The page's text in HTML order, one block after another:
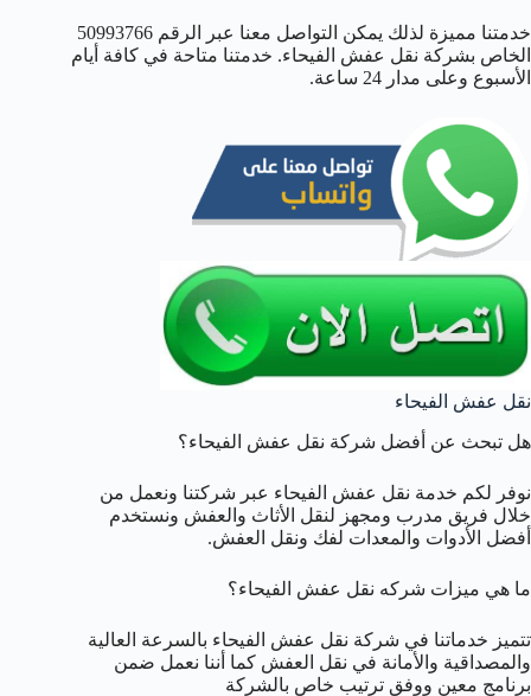
خدمتنا مميزة لذلك يمكن التواصل معنا عبر الرقم 50993766
الخاص بشركة نقل عفش الفيحاء. خدمتنا متاحة في كافة أيام
الأسبوع وعلى مدار 24 ساعة.
نقل عفش الفيحاء
هل تبحث عن أفضل شركة نقل عفش الفيحاء؟
نوفر لكم خدمة نقل عفش الفيحاء عبر شركتنا ونعمل من
خلال فريق مدرب ومجهز لنقل الأثاث والعفش ونستخدم
أفضل الأدوات والمعدات لفك ونقل العفش.
ما هي ميزات شركه نقل عفش الفيحاء؟
تتميز خدماتنا في شركة نقل عفش الفيحاء بالسرعة العالية
والمصداقية والأمانة في نقل العفش كما أننا نعمل ضمن
برنامج معين ووفق ترتيب خاص بالشركة